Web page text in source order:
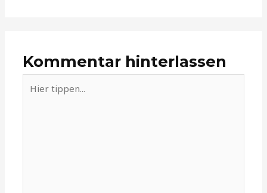
Kommentar hinterlassen
tippen...